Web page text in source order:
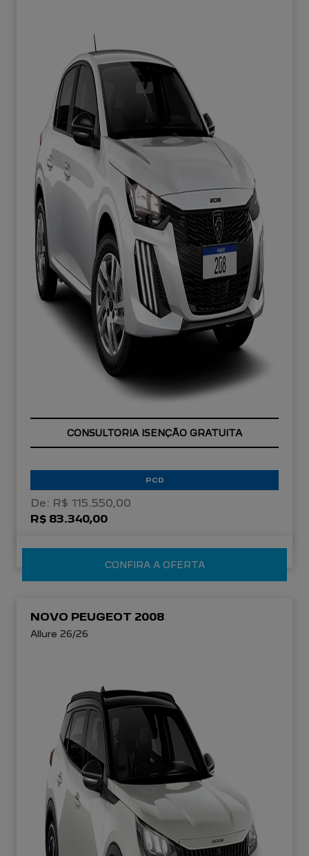
OPORTUNIDADE
PCD
De: R$ 115.550,00
R$ 83.340,00
CONFIRA A OFERTA
NOVO PEUGEOT 2008
Allure 26/26